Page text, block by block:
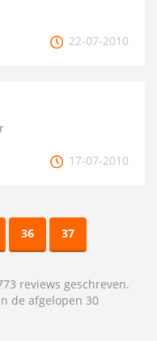
22-07-2010
17-07-2010
36 37
reviews geschreven.
de afgelopen 30